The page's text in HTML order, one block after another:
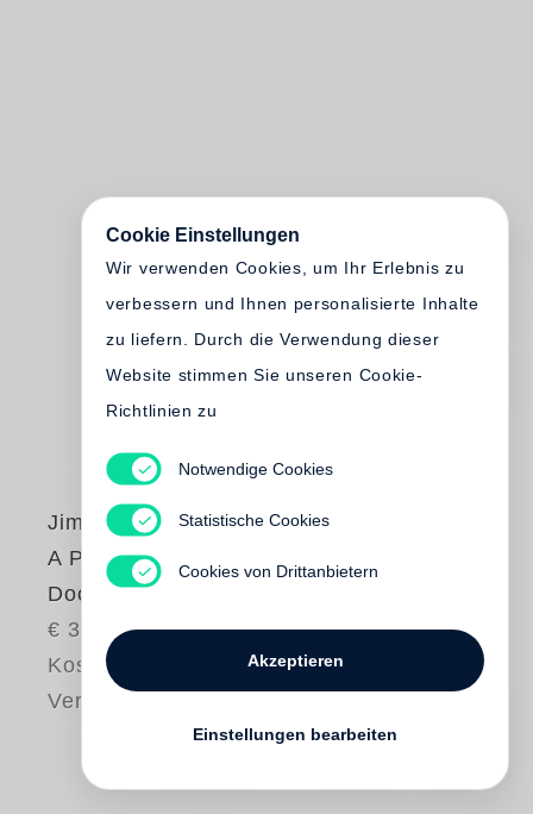
Jim Dine
A Printmaker´s
Document
€ 30.00
Kostenloser
Versand
Cookie Einstellungen
Wir verwenden Cookies, um Ihr Erlebnis zu
verbessern und Ihnen personalisierte Inhalte
zu liefern. Durch die Verwendung dieser
Website stimmen Sie unseren Cookie-
Richtlinien zu
Notwendige Cookies
Statistische Cookies
Cookies von Drittanbietern
Akzeptieren
Einstellungen bearbeiten